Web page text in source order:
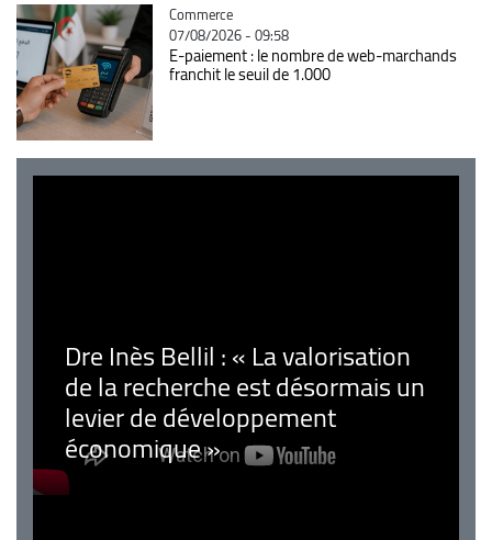
Catégorie
Commerce
07/08/2026 - 09:58
E-paiement : le nombre de web-marchands
franchit le seuil de 1.000
Dre Inès Bellil : « La valorisation
de la recherche est désormais un
levier de développement
économique »